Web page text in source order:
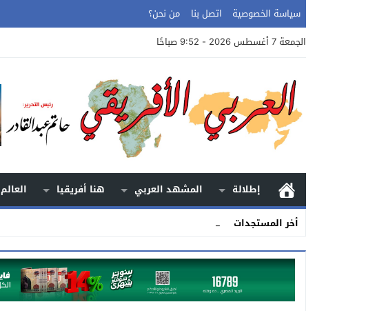
سياسة الخصوصية اتصل بنا
من نحن؟
الجمعة 7 أغسطس 2026 - 9:52 صباحًا
إطلالة المشهد العربي هنا أفريقيا العالم
أخر المستجدات
الأرض.. ال_
Stop
Previous
Next